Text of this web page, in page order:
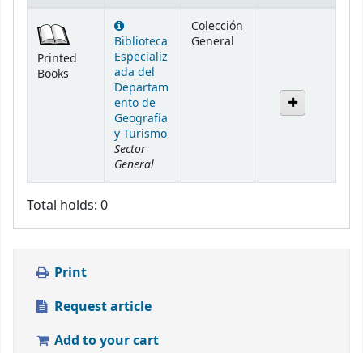
Printed
Books
Biblioteca
Especializ
ada del
Departam
ento de
Geografía
y Turismo
Sector
General
Colección
General
Total holds: 0
Print
Request article
Add to your cart